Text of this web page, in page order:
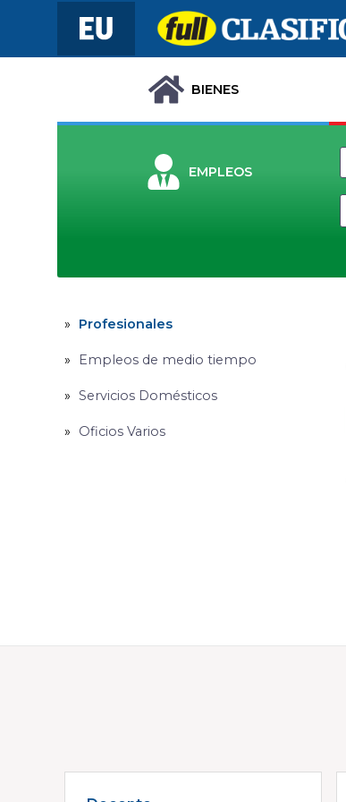
BIENES
EMPLEOS
Profesionales
Empleos de medio tiempo
Servicios Domésticos
Oficios Varios